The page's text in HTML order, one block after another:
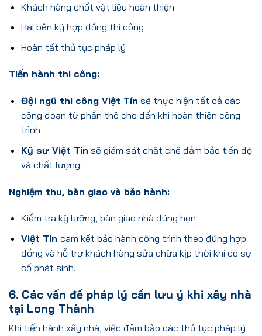
Khách hàng chốt vật liệu hoàn thiện
Hai bên ký hợp đồng thi công
Hoàn tất thủ tục pháp lý
Tiến hành thi công:
Đội ngũ thi công Việt Tín sẽ thực hiện tất cả các
công đoạn từ phần thô cho đến khi hoàn thiện công
trình
Kỹ sư Việt Tín sẽ giám sát chặt chẽ đảm bảo tiến độ
và chất lượng.
Nghiệm thu, bàn giao và bảo hành:
Kiểm tra kỹ lưỡng, bàn giao nhà đúng hẹn
Việt Tín cam kết bảo hành công trình theo đúng hợp
đồng và hỗ trợ khách hàng sửa chữa kịp thời khi có sự
cố phát sinh.
6. Các vấn đề pháp lý cần lưu ý khi xây nhà
tại Long Thành
Khi tiến hành xây nhà, việc đảm bảo các thủ tục pháp lý